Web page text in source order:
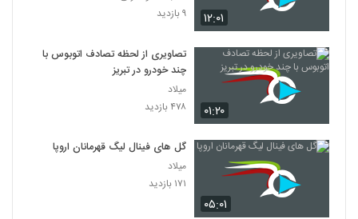
۱۲:۰۱
۹ بازدید
۰۱:۲۰
تصاویری از لحظه تصادف اتوبوس با
چند خودرو در تبریز
میلاد
۴۷۸ بازدید
۰۵:۰۱
گل های فینال لیگ قهرمانان اروپا
میلاد
۱۷۱ بازدید